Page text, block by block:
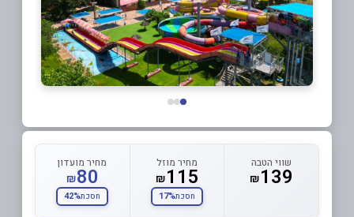
שווי הטבה
₪139
מחיר מוזל
₪115
חסכת17%
מחיר מועדון
₪80
חסכת42%